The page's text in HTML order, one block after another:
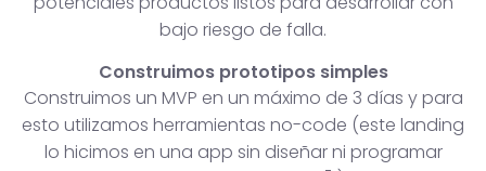
bajo riesgo de falla.
Construimos prototipos simples
Construimos un MVP en un máximo de 3 días y para
esto utilizamos herramientas no-code (este landing
lo hicimos en una app sin diseñar ni programar